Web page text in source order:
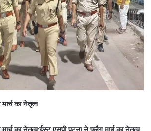
का नेतृत्व